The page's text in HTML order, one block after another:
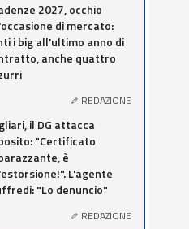
2027, occhio
di mercato:
i big all'ultimo anno di
anche quattro
REDAZIONE
il DG attacca
"Certificato
è
L'agente
"Lo denuncio"
REDAZIONE